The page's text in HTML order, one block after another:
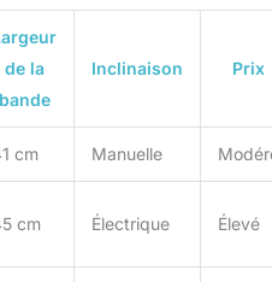
de la
bande
Inclinaison Prix
cm Manuelle
cm Électrique Élevé